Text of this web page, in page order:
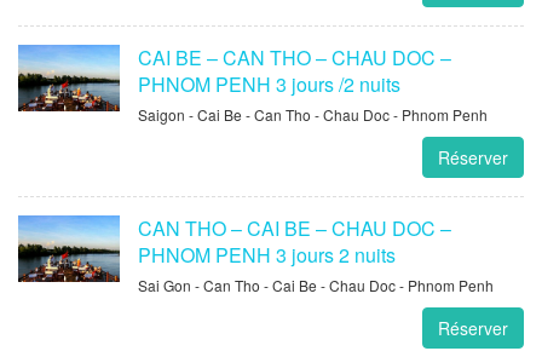
CAI BE – CAN THO – CHAU DOC –
PHNOM PENH 3 jours /2 nuits
Saigon - Cai Be - Can Tho - Chau Doc - Phnom Penh
Réserver
CAN THO – CAI BE – CHAU DOC –
PHNOM PENH 3 jours 2 nuits
Sai Gon - Can Tho - Cai Be - Chau Doc - Phnom Penh
Réserver